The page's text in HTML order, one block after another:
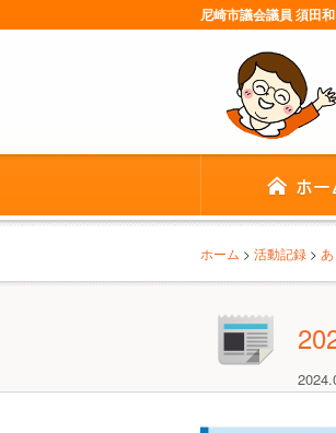
尼崎市議会議員 須田
ホーム > 活動記録 >